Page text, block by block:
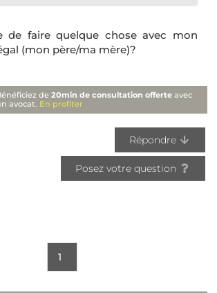
de faire quelque chose avec mon
(mon père/ma mère)?
de20min de consultation offerte avec
avocat. En profiter
Répondre
Posez votre question
1